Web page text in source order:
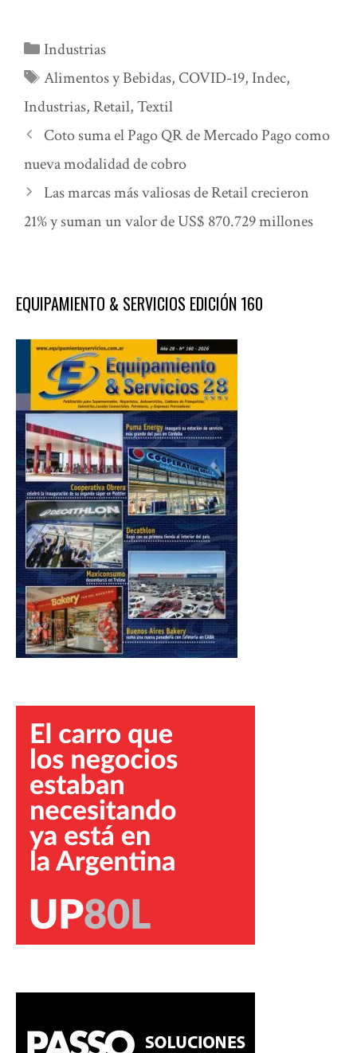
Categorías
Industrias
Etiquetas
Alimentos y Bebidas, COVID-19, Indec,
Industrias, Retail,Textil
Coto suma el Pago QR de Mercado Pago como
nueva modalidad de cobro
Las marcas más valiosas de Retail crecieron
21% y suman un valor de US$ 870.729 millones
EQUIPAMIENTO & SERVICIOS EDICIÓN 160